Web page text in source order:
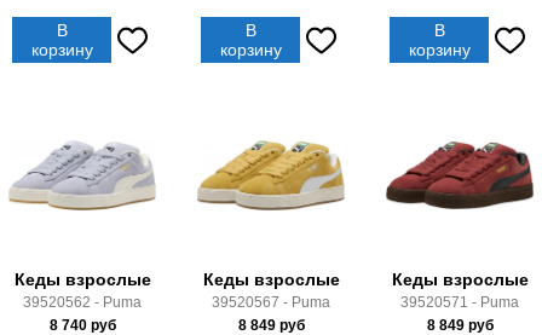
В
корзину
В
корзину
В
корзину
Кеды взрослые
39520562 - Puma
8 740руб
Кеды взрослые
39520567 - Puma
8 849руб
Кеды взрослые
39520571 - Puma
8 849руб